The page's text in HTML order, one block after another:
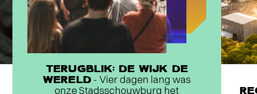
TERUGBLIK: DE WIJK DE
WERELD - Vier dagen lang was
onze Stadsschouwburg het